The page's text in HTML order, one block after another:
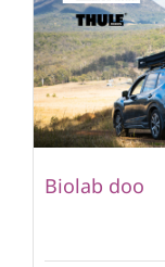
Biolab doo